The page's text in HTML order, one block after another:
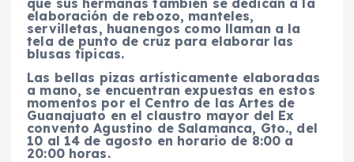
elaboración de rebozo, manteles,
servilletas, huanengos como llaman a la
tela de punto de cruz para elaborar las
blusas típicas.
Las bellas pizas artísticamente elaboradas
a mano, se encuentran expuestas en estos
momentos por el Centro de las Artes de
Guanajuato en el claustro mayor del Ex
convento Agustino de Salamanca, Gto., del
10 al 14 de agosto en horario de 8:00 a
20:00 horas.